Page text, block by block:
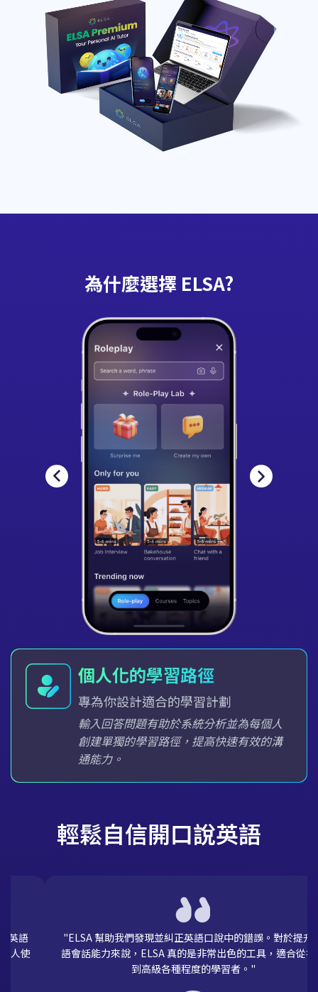
為什麼選擇 ELSA?
透過遊戲模式建立課程
將學習變成有趣的遊戲
課程以互動遊戲的形式設計，有分數、關
卡和排行榜，讓學習變得有趣，不再枯
燥，從而創造出一個激勵、令人興奮的動
輕鬆自信開口說英語
"ELSA 幫助我們發現並糾正英語口說中的錯誤。對於提升英
語會話能力來說，ELSA 真的是非常出色的工具，適合從初級